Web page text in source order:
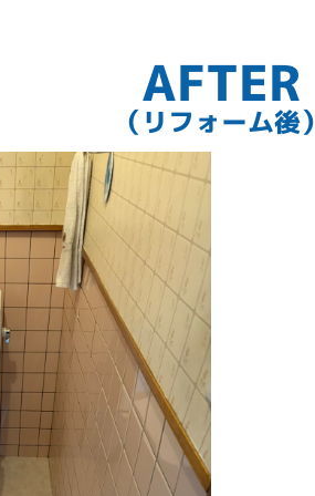
AFTER
（リフォーム後）